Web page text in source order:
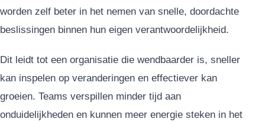
worden zelf beter in het nemen van snelle, doordachte
beslissingen binnen hun eigen verantwoordelijkheid.
Dit leidt tot een organisatie die wendbaarder is, sneller
kan inspelen op veranderingen en effectiever kan
groeien. Teams verspillen minder tijd aan
onduidelijkheden en kunnen meer energie steken in het